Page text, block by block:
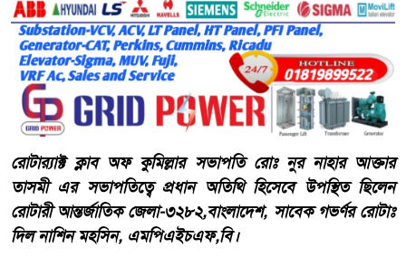
রোটার‍্যাক্ট ক্লাব অফ কুমিল্লার সভাপতি রোঃ নুর নাহার আক্তার
তাসমী এর সভাপতিত্বে প্রধান অতিথি হিসেবে উপস্থিত ছিলেন
রোটারী আন্তর্জাতিক জেলা-৩২৮২,বাংলাদেশ, সাবেক গভর্ণর রোটাঃ
দিল নাশিন মহসিন, এমপিএইচএফ,বি।